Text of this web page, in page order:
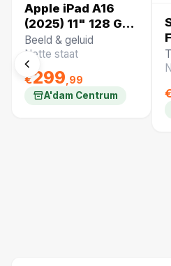
Apple iPad A16
(2025) 11" 128 GB
WiFi - ZGAN
Beeld & geluid
Nette staat
€299 ,99
A'dam Centrum